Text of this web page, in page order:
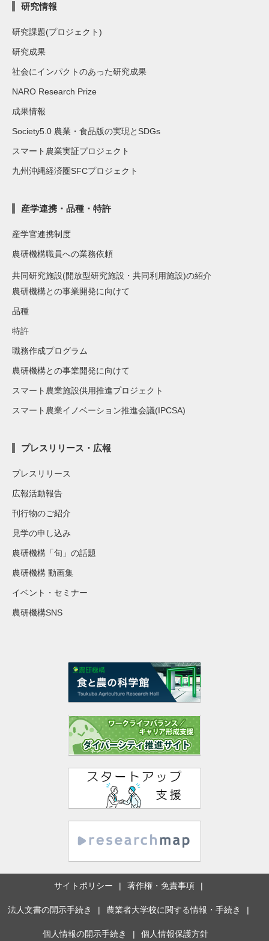
研究情報
研究課題(プロジェクト)
研究成果
社会にインパクトのあった研究成果
NARO Research Prize
成果情報
Society5.0 農業・食品版の実現とSDGs
スマート農業実証プロジェクト
九州沖縄経済圏SFCプロジェクト
産学連携・品種・特許
産学官連携制度
農研機構職員への業務依頼
共同研究施設(開放型研究施設・共同利用施設)の紹介
農研機構との事業開発に向けて
品種
特許
職務作成プログラム
農研機構との事業開発に向けて
スマート農業施設供用推進プロジェクト
スマート農業イノベーション推進会議(IPCSA)
プレスリリース・広報
プレスリリース
広報活動報告
刊行物のご紹介
見学の申し込み
農研機構「旬」の話題
農研機構 動画集
イベント・セミナー
農研機構SNS
サイトポリシー 著作権・免責事項
法人文書の開示手続き 農業者大学校に関する情報・手続き
個人情報の開示手続き 個人情報保護方針